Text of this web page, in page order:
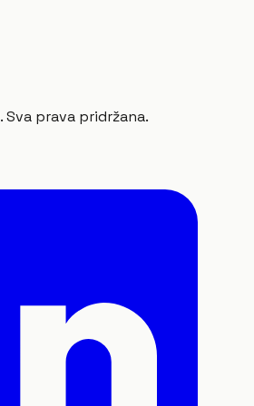
. Sva prava pridržana.